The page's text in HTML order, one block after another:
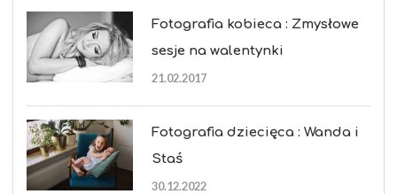
Fotografia kobieca : Zmysłowe
sesje na walentynki
21.02.2017
Fotografia dziecięca : Wanda i
Staś
30.12.2022